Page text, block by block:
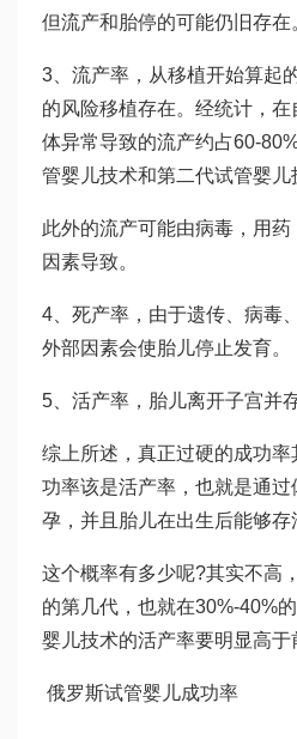
但流产和胎停的可能仍旧存在
3、流产率，从移植开始算起
的风险移植存在。经统计，
体异常导致的流产约占60-
管婴儿技术和第二代试管婴儿
此外的流产可能由病毒，用
因素导致。
4、死产率，由于遗传、病毒
外部因素会使胎儿停止发育。
5、活产率，胎儿离开子宫并存
综上所述，真正过硬的成功率
功率该是活产率，也就是通
孕，并且胎儿在出生后能够存
这个概率有多少呢?其实不高
的第几代，也就在30%-40%
婴儿技术的活产率要明显高于
俄罗斯试管婴儿成功率